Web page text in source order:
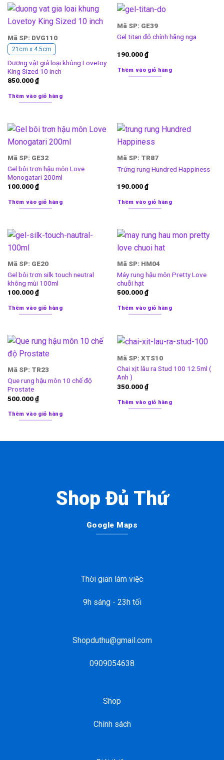
Mã SP: DVG110
21cm x 4.5cm
Dương vật giả loại khủng Lovetoy
King Sized 10 inch
850.000₫
Thêm vào giỏ hàng
Mã SP: GE39
Gel titan đỏ chính hãng nga
190.000₫
Thêm vào giỏ hàng
Mã SP: GE32
Gel bôi trơn hậu môn Love
Monogatari 200ml
100.000₫
Thêm vào giỏ hàng
Mã SP: TR87
Trứng rung Hundred Happiness
190.000₫
Thêm vào giỏ hàng
Mã SP: GE20
Gel bôi trơn silk touch neutral
không mùi 100ml
100.000₫
Thêm vào giỏ hàng
Mã SP: HM04
Máy rung hậu môn Pretty Love
chuỗi hạt
500.000₫
Thêm vào giỏ hàng
Mã SP: TR23
Que rung hậu môn 10 chế độ
Prostate
500.000₫
Thêm vào giỏ hàng
Mã SP: XTS10
Chai xịt lâu ra Stud 100 12.5ml (
Anh )
350.000₫
Thêm vào giỏ hàng
Shop Đủ Thứ
Google Maps
Thời gian làm việc
9h sáng - 23h tối
Shopduthu@gmail.com
0909054638
Shop
Chính sách